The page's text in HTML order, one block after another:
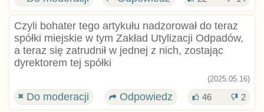
Czyli bohater tego artykułu nadzorował do teraz
spółki miejskie w tym Zakład Utylizacji Odpadów,
a teraz się zatrudnił w jednej z nich, zostając
dyrektorem tej spółki
(2025.05.16)
Do moderacji Odpowiedz 46 2